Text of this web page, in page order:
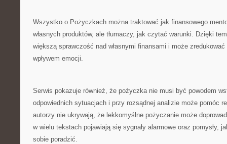
Wszystko o Pożyczkach można traktować jak finansowego
własnych produktów, ale tłumaczy, jak czytać warunki. Dzięki
większą sprawczość nad własnymi finansami i może
wpływem emocji.
Serwis pokazuje również, że pożyczka nie musi być powodem
odpowiednich sytuacjach i przy rozsądnej analizie może pomóc
autorzy nie ukrywają, że lekkomyślne pożyczanie może
w wielu tekstach pojawiają się sygnały alarmowe oraz pomysły,
sobie poradzić.